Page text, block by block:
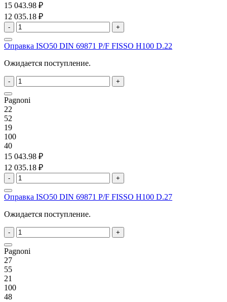
15 043.98 ₽
12 035.18 ₽
- +
Оправка ISO50 DIN 69871 P/F FISSO H100 D.22
Ожидается поступление.
- +
Pagnoni
22
52
19
100
40
15 043.98 ₽
12 035.18 ₽
- +
Оправка ISO50 DIN 69871 P/F FISSO H100 D.27
Ожидается поступление.
- +
Pagnoni
27
55
21
100
48